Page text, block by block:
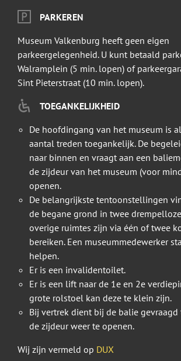
PARKEREN
Museum Valkenburg heeft geen eigen
parkeergelegenheid. U kunt betaald
Walramplein (5 min. lopen) of
Sint Pieterstraat (10 min. lopen).
TOEGANKELIJKHEID
De hoofdingang van het museum is
aantal treden toegankelijk. De
naar binnen en vraagt aan een
de zijdeur van het museum (voor
openen.
De belangrijkste tentoonstellingen
de begane grond in twee
overige ruimtes zijn via één of twee
bereiken. Een museummedewerker
helpen.
Er is een invalidentoilet.
Er is een lift naar de 1e en 2e
grote rolstoel kan deze te klein zijn.
Bij vertrek dient bij de balie
de zijdeur weer te openen.
Wij zijn vermeld op DUX